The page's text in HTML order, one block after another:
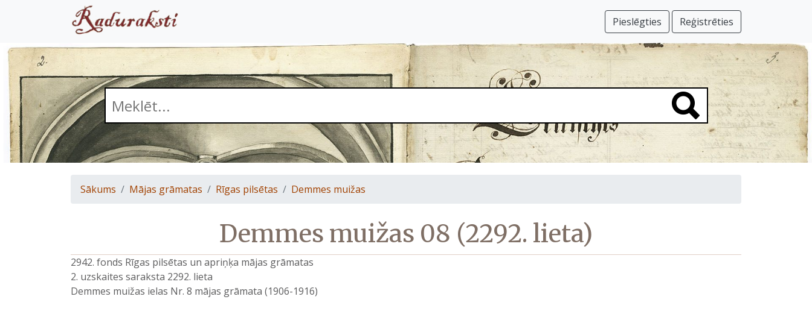
Pieslēgties Reģistrēties
Sākums Mājas grāmatas Rīgas pilsētas Demmes muižas
Demmes muižas 08 (2292. lieta)
2942. fonds Rīgas pilsētas un apriņķa mājas grāmatas
2. uzskaites saraksta 2292. lieta
Demmes muižas ielas Nr. 8 mājas grāmata (1906-1916)